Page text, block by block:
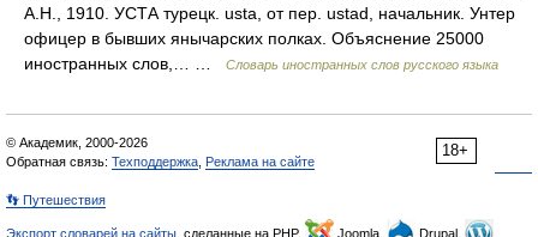
А.Н., 1910. УСТА турецк. usta, от пер. ustad, начальник. Унтер
офицер в бывших янычарских полках. Объяснение 25000
иностранных слов,… …
Словарь иностранных слов русского языка
18+
© Академик, 2000-2026
Обратная связь: Техподдержка Реклама на сайте
👣 Путешествия
Экспорт словарей на сайты , сделанные на PHP, Joomla,
Drupal,